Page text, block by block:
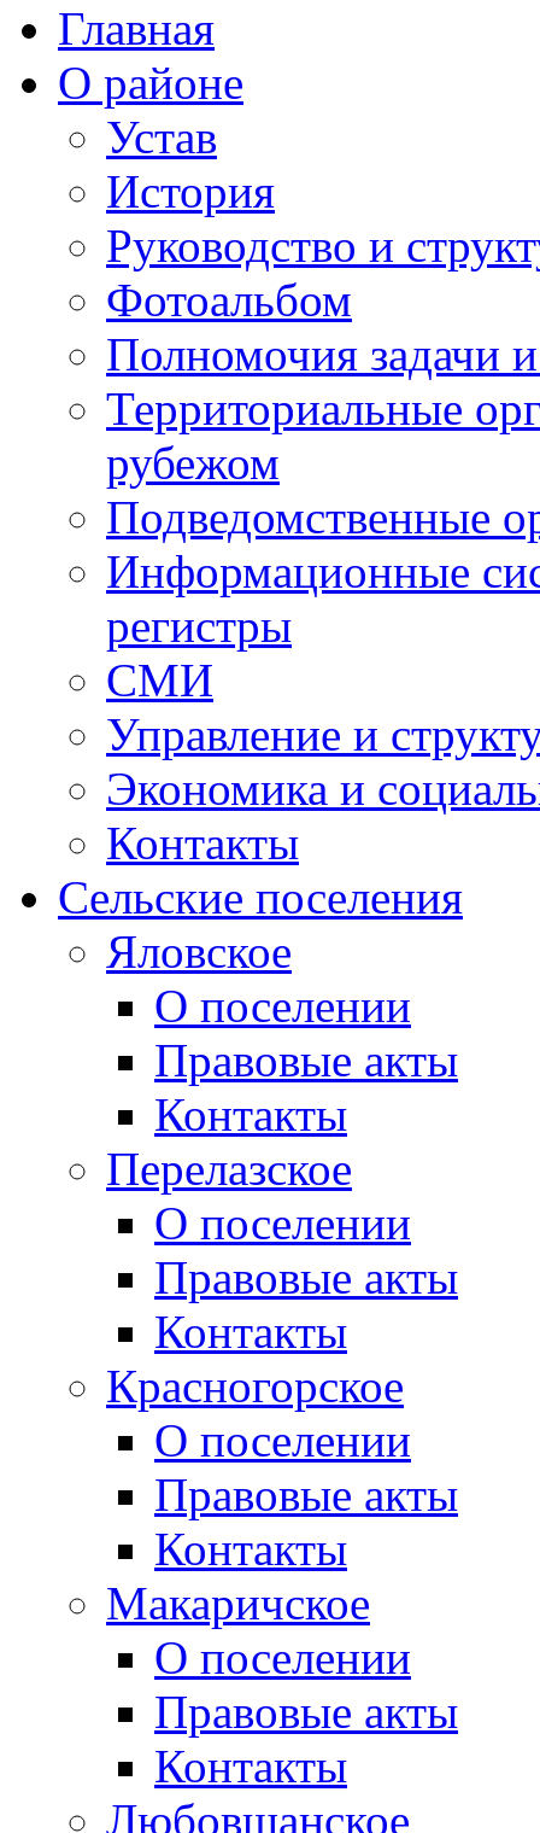
Главная
О районе
Устав
История
Руководство и
Фотоальбом
Полномочия задачи
Территориальные
рубежом
Подведомственные
Информационные
регистры
СМИ
Управление и
Экономика и
Контакты
Сельские поселения
Яловское
О поселении
Правовые акты
Контакты
Перелазское
О поселении
Правовые акты
Контакты
Красногорское
О поселении
Правовые акты
Контакты
Макаричское
О поселении
Правовые акты
Контакты
Любовшанское